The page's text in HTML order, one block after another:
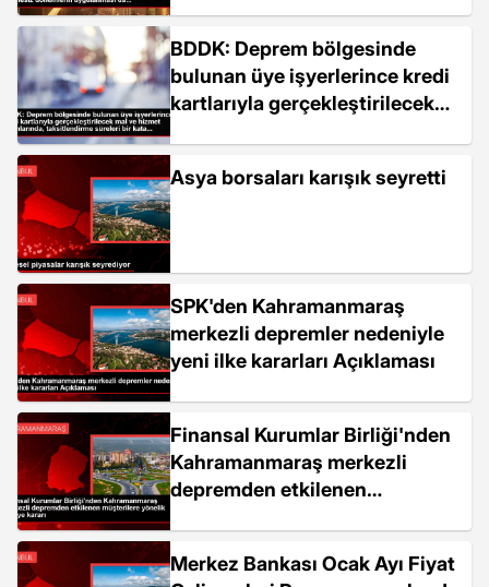
BDDK: Deprem bölgesinde
bulunan üye işyerlerince kredi
kartlarıyla gerçekleştirilecek
kata...
Asya borsaları karışık seyretti
SPK'den Kahramanmaraş
merkezli depremler nedeniyle
yeni ilke kararları Açıklaması
Finansal Kurumlar Birliği'nden
Kahramanmaraş merkezli
depremden etkilenen
Merkez Bankası Ocak Ayı Fiyat